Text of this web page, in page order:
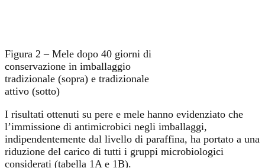
Figura 2 – Mele dopo 40 giorni di
conservazione in imballaggio
tradizionale (sopra) e tradizionale
attivo (sotto)
I risultati ottenuti su pere e mele hanno evidenziato che
l’immissione di antimicrobici negli imballaggi,
indipendentemente dal livello di paraffina, ha portato a una
riduzione del carico di tutti i gruppi microbiologici
considerati (tabella 1A e 1B).